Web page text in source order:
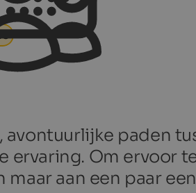
paden
Om ervoor
aan een paar